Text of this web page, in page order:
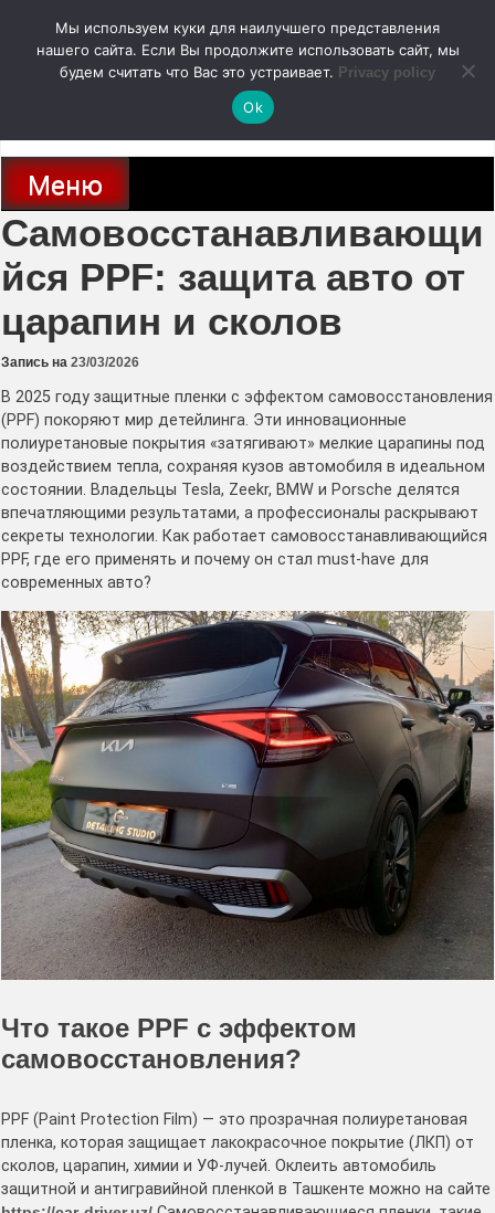
содержимому
autodoc24.ru
Новости про современные автомобили и не только, новинки зарубежного
и отечественного автопрома
Меню
Самовосстанавливающи
йся PPF: защита авто от
царапин и сколов
Запись на 23/03/2026
В 2025 году защитные пленки с эффектом самовосстановления
(PPF) покоряют мир детейлинга. Эти инновационные
полиуретановые покрытия «затягивают» мелкие царапины под
воздействием тепла, сохраняя кузов автомобиля в идеальном
состоянии. Владельцы Tesla, Zeekr, BMW и Porsche делятся
впечатляющими результатами, а профессионалы раскрывают
секреты технологии. Как работает самовосстанавливающийся
PPF, где его применять и почему он стал must-have для
современных авто?
Что такое PPF с эффектом
самовосстановления?
PPF (Paint Protection Film) — это прозрачная полиуретановая
пленка, которая защищает лакокрасочное покрытие (ЛКП) от
сколов, царапин, химии и УФ-лучей. Оклеить автомобиль
защитной и антигравийной пленкой в Ташкенте можно на сайте
Мы используем куки для наилучшего представления
нашего сайта. Если Вы продолжите использовать сайт, мы
будем считать что Вас это устраивает. Privacy policy
Ok